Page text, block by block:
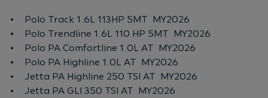
• Polo Track 1.6L 113HP 5MT MY2026
• Polo Trendline 1.6L 110 HP 5MT MY2026
• Polo PA Comfortline 1.0L AT MY2026
• Polo PA Highline 1.0L AT MY2026
• Jetta PA Highline 250 TSI AT MY2026
• Jetta PA GLI 350 TSI AT MY2026